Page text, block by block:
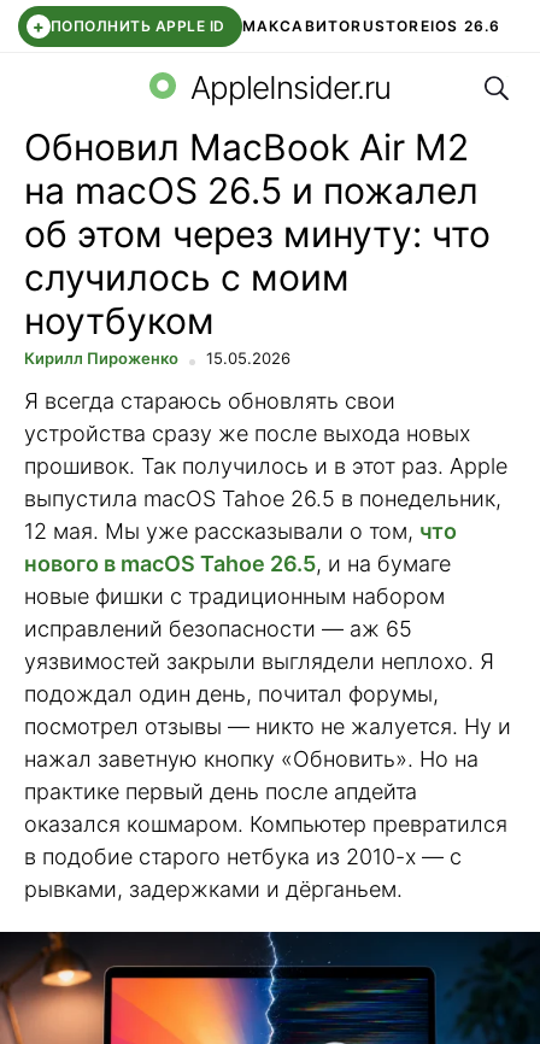
+ ПОПОЛНИТЬ APPLE ID МАКСАВИТОRUSTOREIOS 26.6
СБЕР КИДС ВТБ ОНЛАЙН ЧАТ В ROBLOX
AppleInsider.ru
Обновил MacBook Air M2
на macOS 26.5 и пожалел
об этом через минуту: что
случилось с моим
ноутбуком
Кирилл Пироженко 15.05.2026
Я всегда стараюсь обновлять свои
устройства сразу же после выхода новых
прошивок. Так получилось и в этот раз. Apple
выпустила macOS Tahoe 26.5 в понедельник,
12 мая. Мы уже рассказывали о том, что
нового в macOS Tahoe 26.5, и на бумаге
новые фишки с традиционным набором
исправлений безопасности — аж 65
уязвимостей закрыли выглядели неплохо. Я
подождал один день, почитал форумы,
посмотрел отзывы — никто не жалуется. Ну и
нажал заветную кнопку «Обновить». Но на
практике первый день после апдейта
оказался кошмаром. Компьютер превратился
в подобие старого нетбука из 2010-х — с
рывками, задержками и дёрганьем.